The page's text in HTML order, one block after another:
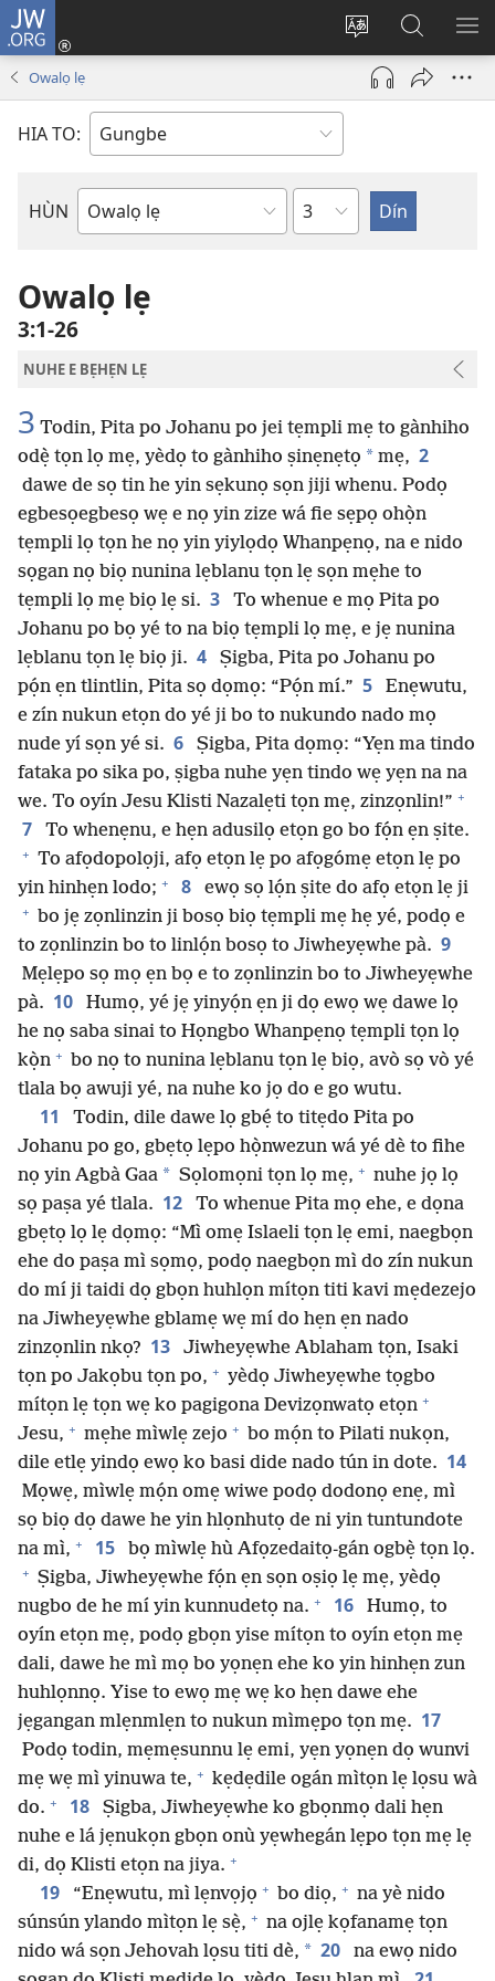
JW.ORG
Diọ
ogbè
nọtẹn
Hùn
Adà
Towe
(opens
new
Dín
to
JW.ORG
Owalọ lẹ
HIA TO:
HÙN
Bible
Weta
Owalọ lẹ
3:1-26
NUHE E BẸHẸN LẸ
3 Todin, Pita po Johanu po jei tẹmpli mẹ to gànhiho
odẹ̀ tọn lọ mẹ, yèdọ to gànhiho ṣinẹnẹtọ * mẹ, 2
dawe de sọ tin he yin sẹkunọ sọn jiji whenu. Podọ
egbesọegbesọ wẹ e nọ yin zize wá fie sẹpọ ohọ̀n
tẹmpli lọ tọn he nọ yin yiylọdọ Whanpẹnọ, na e nido
sọgan nọ biọ nunina lẹblanu tọn lẹ sọn mẹhe to
tẹmpli lọ mẹ biọ lẹ si. 3
To whenue e mọ Pita po
Johanu po bọ yé to na biọ tẹmpli lọ mẹ, e jẹ nunina
lẹblanu tọn lẹ biọ ji. 4
Ṣigba, Pita po Johanu po
pọ́n ẹn tlintlin, Pita sọ dọmọ: “Pọ́n mí.” 5
Enẹwutu,
e zín nukun etọn do yé ji bo to nukundo nado mọ
nude yí sọn yé si. 6
Ṣigba, Pita dọmọ: “Yẹn ma tindo
fataka po sika po, ṣigba nuhe yẹn tindo wẹ yẹn na na
we. To oyín Jesu Klisti Nazalẹti tọn mẹ, zinzọnlin!” +
7 To whenẹnu, e hẹn adusilọ etọn go bo fọ́n ẹn ṣite.
+ To afọdopolọji, afọ etọn lẹ po afọgómẹ etọn lẹ po
yin hinhẹn lodo; + 8 ewọ sọ lọ́n ṣite do afọ etọn lẹ ji
+ bo jẹ zọnlinzin ji bosọ biọ tẹmpli mẹ hẹ yé, podọ e
to zọnlinzin bo to linlọ́n bosọ to Jiwheyẹwhe pà. 9
Mẹlẹpo sọ mọ ẹn bọ e to zọnlinzin bo to Jiwheyẹwhe
pà. 10
Humọ, yé jẹ yinyọ́n ẹn ji dọ ewọ wẹ dawe lọ
he nọ saba sinai to Họngbo Whanpẹnọ tẹmpli tọn lọ
kọ̀n + bo nọ to nunina lẹblanu tọn lẹ biọ, avò sọ vò yé
tlala bọ awuji yé, na nuhe ko jọ do e go wutu.
11
Todin, dile dawe lọ gbẹ́ to titẹdo Pita po
Johanu po go, gbẹtọ lẹpo họ̀nwezun wá yé dè to fihe
nọ yin Agbà Gaa * Sọlomọni tọn lọ mẹ, + nuhe jọ lọ
sọ paṣa yé tlala. 12
To whenue Pita mọ ehe, e dọna
gbẹtọ lọ lẹ dọmọ: “Mì omẹ Islaeli tọn lẹ emi, naegbọn
ehe do paṣa mì sọmọ, podọ naegbọn mì do zín nukun
do mí ji taidi dọ gbọn huhlọn mítọn titi kavi mẹdezejo
na Jiwheyẹwhe gblamẹ wẹ mí do hẹn ẹn nado
zinzọnlin nkọ? 13
Jiwheyẹwhe Ablaham tọn, Isaki
tọn po Jakọbu tọn po, + yèdọ Jiwheyẹwhe tọgbo
mítọn lẹ tọn wẹ ko pagigona Devizọnwatọ etọn +
Jesu, + mẹhe mìwlẹ zejo + bo mọ́n to Pilati nukọn,
dile etlẹ yindọ ewọ ko basi dide nado tún in dote. 14
Mọwẹ, mìwlẹ mọ́n omẹ wiwe podọ dodonọ enẹ, mì
sọ biọ dọ dawe he yin hlọnhutọ de ni yin tuntundote
na mì, + 15 bọ mìwlẹ hù Afọzedaitọ-gán ogbẹ̀ tọn lọ.
+ Ṣigba, Jiwheyẹwhe fọ́n ẹn sọn oṣiọ lẹ mẹ, yèdọ
nugbo de he mí yin kunnudetọ na. + 16
Humọ, to
oyín etọn mẹ, podọ gbọn yise mítọn to oyín etọn mẹ
dali, dawe he mì mọ bo yọnẹn ehe ko yin hinhẹn zun
huhlọnnọ. Yise to ewọ mẹ wẹ ko hẹn dawe ehe
jẹgangan mlẹnmlẹn to nukun mìmẹpo tọn mẹ. 17
Podọ todin, mẹmẹsunnu lẹ emi, yẹn yọnẹn dọ wunvi
mẹ wẹ mì yinuwa te, + kẹdẹdile ogán mìtọn lẹ lọsu wà
do. + 18
Ṣigba, Jiwheyẹwhe ko gbọnmọ dali hẹn
nuhe e lá jẹnukọn gbọn onù yẹwhegán lẹpo tọn mẹ lẹ
di, dọ Klisti etọn na jiya. +
19 “Enẹwutu, mì lẹnvọjọ + bo diọ, + na yè nido
súnsún ylando mìtọn lẹ sẹ̀, + na ojlẹ kọfanamẹ tọn
nido wá sọn Jehovah lọsu titi dè, * 20
na ewọ nido